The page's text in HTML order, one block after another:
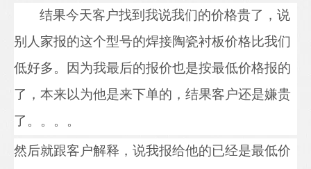
结果今天客户找到我说我们的价格贵了 ，说
别人家报的这个型号的焊接陶瓷衬板价格比我们
低好多。
因为我最后的报价也是按最低价格报的
了，本来以为他是来下单的 ， 结果客户还是嫌贵
了。。。。
然后就跟客户解释，说我报给他的已经是最低价